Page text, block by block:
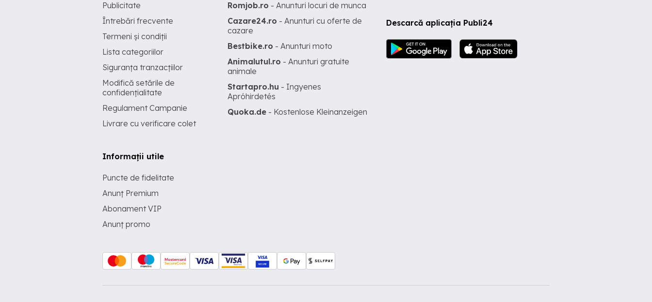
Descarcă aplicația Publi24
Publicitate
Întrebări frecvente
Termeni și condiții
Lista categoriilor
Siguranța tranzacțiilor
Modifică setările de
confidențialitate
Regulament Campanie
Livrare cu verificare colet
Informații utile
Puncte de fidelitate
Anunț Premium
Abonament VIP
Anunț promo
Romjob.ro - Anunturi locuri de munca
Cazare24.ro - Anunturi cu oferte de
cazare
Bestbike.ro - Anunturi moto
Animalutul.ro - Anunturi gratuite
animale
Startapro.hu - Ingyenes
Apróhirdetés
Quoka.de - Kostenlose Kleinanzeigen